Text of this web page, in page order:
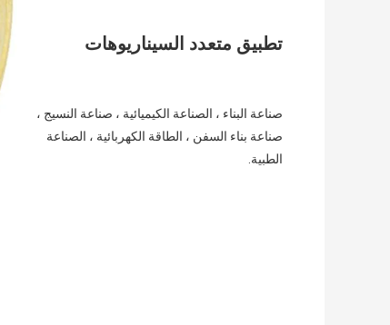
تطبيق متعدد السيناريوهات
الطبية.